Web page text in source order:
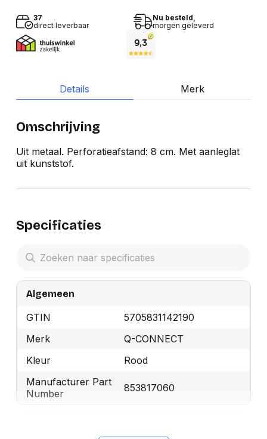
37
direct leverbaar
Nu besteld,
morgen geleverd
Details Merk
Omschrijving
Uit metaal. Perforatieafstand: 8 cm. Met aanleglat
uit kunststof.
Specificaties
Algemeen
GTIN
5705831142190
Merk
Q-CONNECT
Kleur
Rood
Manufacturer Part
Number
853817060